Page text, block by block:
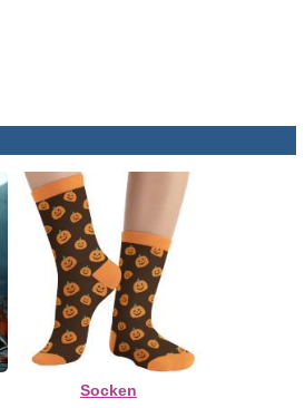
Socken